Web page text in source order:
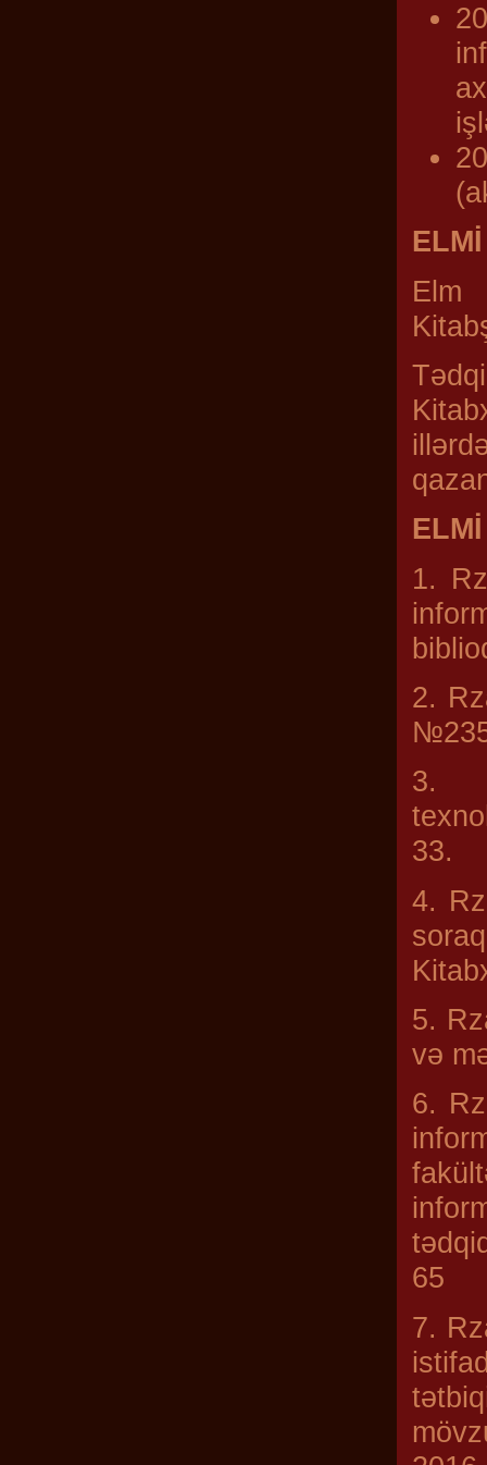
Elm
1.
2.
3.
33.
4.
5.
və
6.
65
7.